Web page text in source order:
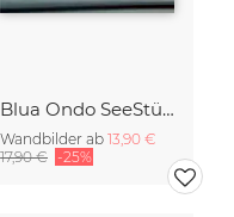
Blua Ondo SeeStück No.14
Wandbilder ab 13,90 €
17,90 € -25%